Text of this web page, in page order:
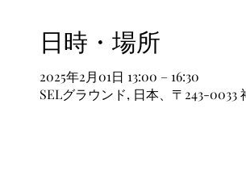
日時・場所
2025年2月01日 13:00 – 16:30
SELグラウンド, 日本、〒243-0033